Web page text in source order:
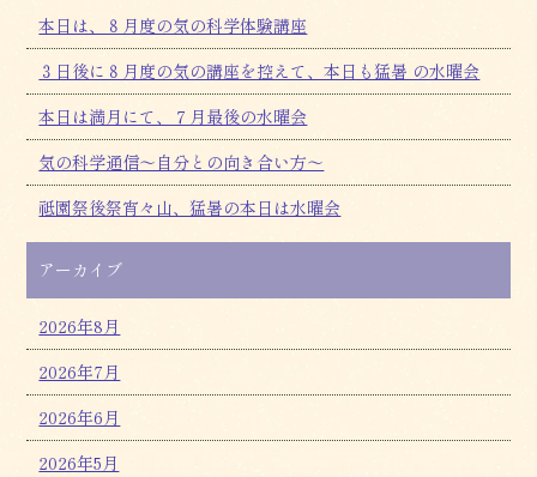
本日は、８月度の気の科学体験講座
３日後に８月度の気の講座を控えて、本日も猛暑 の水曜会
本日は満月にて、７月最後の水曜会
気の科学通信～自分との向き合い方～
祗園祭後祭宵々山、猛暑の本日は水曜会
アーカイブ
2026年8月
2026年7月
2026年6月
2026年5月